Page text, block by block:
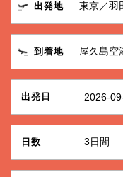
出発地
到着地
出発日 2026-
日数